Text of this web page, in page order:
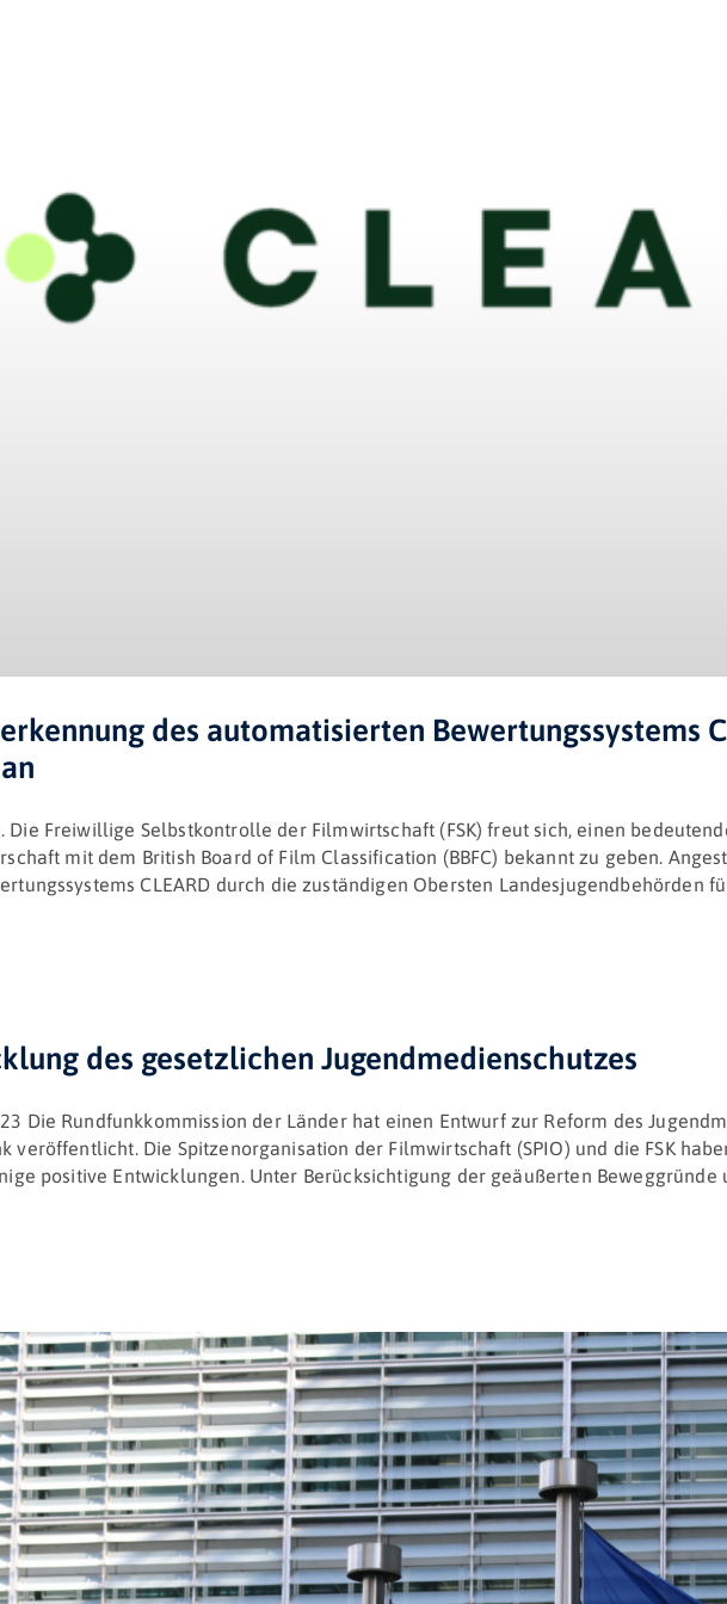
des automatisierten Bewertungssystems
Die Freiwillige Selbstkontrolle der Filmwirtschaft (FSK) freut sich, einen
mit dem British Board of Film Classification (BBFC) bekannt zu geben.
CLEARD durch die zuständigen Obersten Landesjugendbehörden
des gesetzlichen Jugendmedienschutzes
Die Rundfunkkommission der Länder hat einen Entwurf zur Reform des
veröffentlicht. Die Spitzenorganisation der Filmwirtschaft (SPIO) und die FSK
positive Entwicklungen. Unter Berücksichtigung der geäußerten Beweggründe